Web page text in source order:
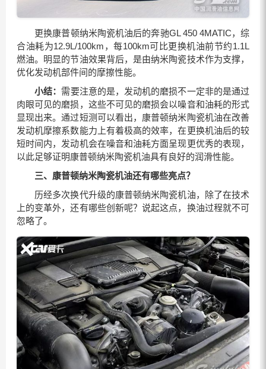
更换康普顿纳米陶瓷机油后的奔驰GL 450 4MATIC，综
合油耗为12.9L/100km，每100km可比更换机油前节约1.1L
燃油。明显的节油效果背后，是由纳米陶瓷技术作为支撑，
优化发动机部件间的摩擦性能。
小结： 需要注意的是，发动机的磨损不一定非的是通过
肉眼可见的磨损，这些不可见的磨损会以噪音和油耗的形式
显现出来。通过短测可以看出，康普顿纳米陶瓷机油在改善
发动机摩擦系数能力上有着极高的效率，在更换机油后的较
短时间内，发动机会在噪音和油耗方面呈现更优秀的表现，
以此足够证明康普顿纳米陶瓷机油具有良好的润滑性能。
三、康普顿纳米陶瓷机油还有哪些亮点？
历经多次换代升级的康普顿纳米陶瓷机油，除了在技术
上的变革外，还有哪些创新呢？说起这点，换油过程就不可
忽略了。